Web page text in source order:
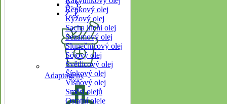
X, Y,
Z, Ž
Adaptogeny
Řepkový olej
Rýžový olej
Sacha inchi olej
Sezamový olej
Slunečnicový olej
Sójový olej
Světlicový olej
Šípkový olej
Višňový olej
Směsi olejů
Ostatní oleje